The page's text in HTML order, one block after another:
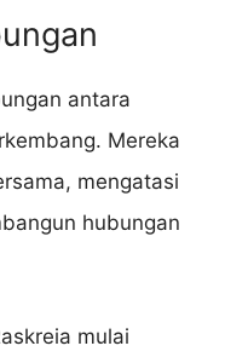
antara
Mereka
mengatasi
hubungan
mulai